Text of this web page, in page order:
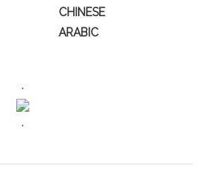
CHINESE
ARABIC
.
.